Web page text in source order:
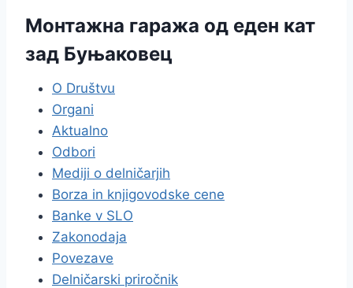
Монтажна гаража од еден кат
зад Буњаковец
O Društvu
Organi
Aktualno
Odbori
Mediji o delničarjih
Borza in knjigovodske cene
Banke v SLO
Zakonodaja
Povezave
Delničarski priročnik